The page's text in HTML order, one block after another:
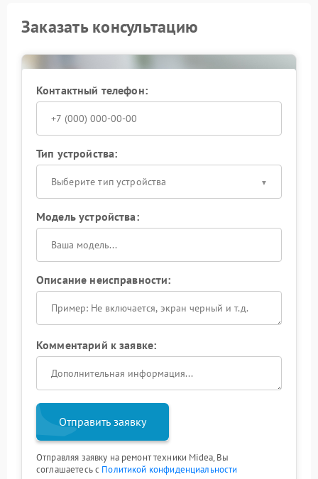
Заказать консультацию
Контактный телефон:
Тип устройства:
Выберите тип устройства
Модель устройства:
Описание неисправности:
Комментарий к заявке:
Отправить заявку
Отправляя заявку на ремонт техники Midea, Вы
соглашаетесь с Политикой конфиденциальности